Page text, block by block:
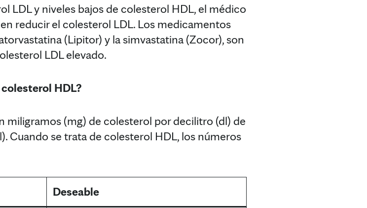
LDL y niveles bajos de colesterol HDL, el médico
reducir el colesterol LDL. Los medicamentos
(Lipitor) y la simvastatina (Zocor), son
LDL elevado.
HDL?
miligramos (mg) de colesterol por decilitro (dl) de
Cuando se trata de colesterol HDL, los números
Deseable